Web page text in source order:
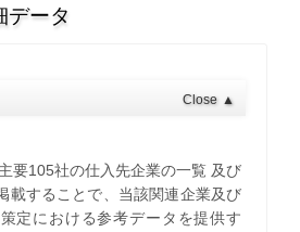
データ
Close ▲
要105社の仕入先企業の一覧 及び
載することで、当該関連企業及び
定における参考データを提供す